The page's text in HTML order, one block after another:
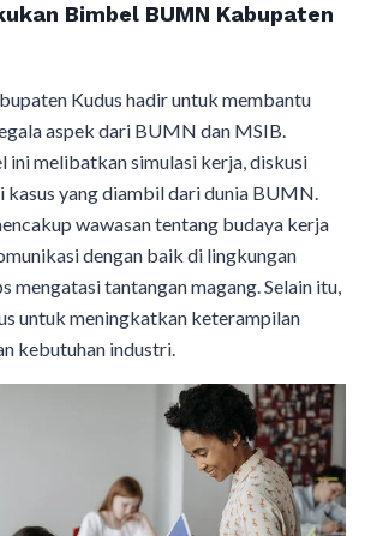
Bimbel BUMN Kabupaten
Kudus hadir untuk membantu
aspek dari BUMN dan MSIB.
ini melibatkan simulasi kerja, diskusi
kasus yang diambil dari dunia BUMN.
wawasan tentang budaya kerja
dengan baik di lingkungan
mengatasi tantangan magang. Selain itu,
untuk meningkatkan keterampilan
kebutuhan industri.